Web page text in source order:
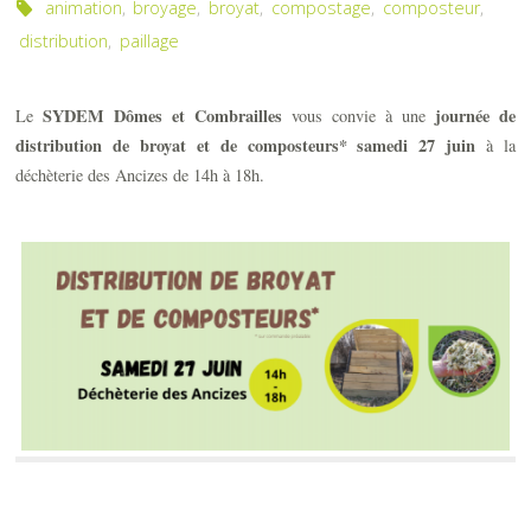
animation, broyage, broyat, compostage, composteur,
distribution, paillage
LeSYDEM Dômes et Combrailles vous convie à une journée de
distribution de broyat et de composteurs* samedi 27 juinà la
déchèterie des Ancizes de 14h à 18h.